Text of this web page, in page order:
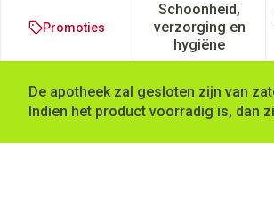
Promoties
Schoonheid,
verzorging en
hygiëne
Toon
De apotheek zal gesloten zijn van
Indien het product voorradig is, dan